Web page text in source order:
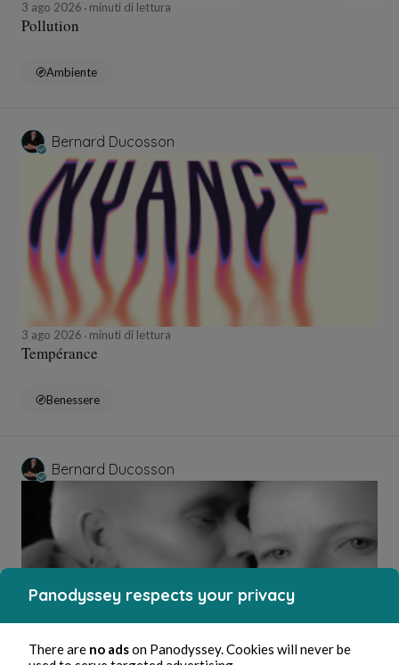
3 ago 2026 minuti di lettura
Pollution
Ambiente
Bernard Ducosson
3 ago 2026 minuti di lettura
Tempérance
Benessere
Bernard Ducosson
Panodyssey respects your privacy
There are no adson Panodyssey. Cookies will never be